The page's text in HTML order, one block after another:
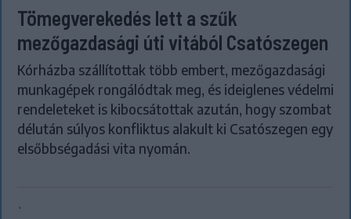
Tömegverekedés lett a szűk
mezőgazdasági úti vitából Csatószegen
Kórházba szállítottak több embert, mezőgazdasági
munkagépek rongálódtak meg, és ideiglenes védelmi
rendeleteket is kibocsátottak azután, hogy szombat
délután súlyos konfliktus alakult ki Csatószegen egy
elsőbbségadási vita nyomán.
`